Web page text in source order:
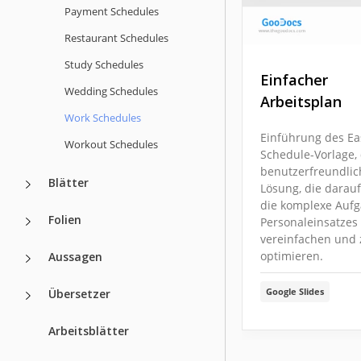
Payment Schedules
Restaurant Schedules
Study Schedules
Wedding Schedules
Work Schedules
Workout Schedules
Blätter
Folien
Aussagen
Übersetzer
Arbeitsblätter
Einfacher
Arbeitsplan
Einführung des
Schedule-
Lösung, die
die komplexe
Personaleinsatzes
vereinfachen und
optimieren.
Google Slides